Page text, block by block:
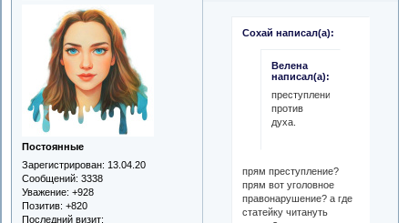
Постоянные
Зарегистрирован: 13.04.20
Сообщений: 3338
Уважение: +928
Позитив: +820
Последний визит:
Сохай написал(а):
Велена
написал(а):
преступление
против
духа.
прям преступление?
прям вот уголовное
правонарушение? а где
статейку читануть